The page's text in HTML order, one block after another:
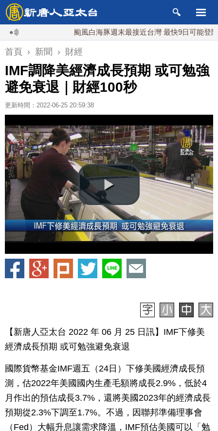
颱風白海豚週末最接近台灣 最快9日可能登陸中國
首頁 › 新聞 › 財經
IMF調降美經濟成長預期 或可勉強
避免衰退｜財經100秒
更新時間：2022-06-25 20:59:38
【新唐人亞太台 2022 年 06 月 25 日訊】IMF下修美
經濟成長預期 或可勉強避免衰退
國際貨幣基金IMF週五（24日）下修美國經濟成長預
測，估2022年美國國內生產毛額將成長2.9%，低於4
月作出的預估成長3.7%，還將美國2023年的經濟成長
預期從2.3%下調至1.7%。不過，因聯邦準備理事會
（Fed）大幅升息讓需求降溫，IMF預估美國可以「勉